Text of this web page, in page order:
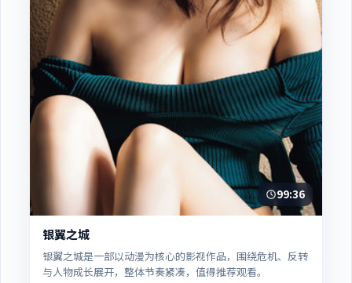
99:36
银翼之城
银翼之城是一部以动漫为核心的影视作品，围绕危机、反转
与人物成长展开，整体节奏紧凑，值得推荐观看。